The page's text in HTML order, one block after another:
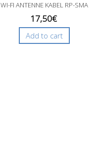
WI-FI ANTENNE KABEL RP-SMA
F...
17,50€
Add to cart